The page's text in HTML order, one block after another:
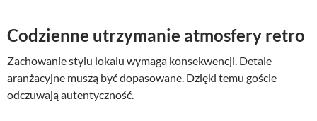
Codzienne utrzymanie atmosfery retro
Zachowanie stylu lokalu wymaga konsekwencji. Detale
aranżacyjne muszą być dopasowane. Dzięki temu goście
odczuwają autentyczność.